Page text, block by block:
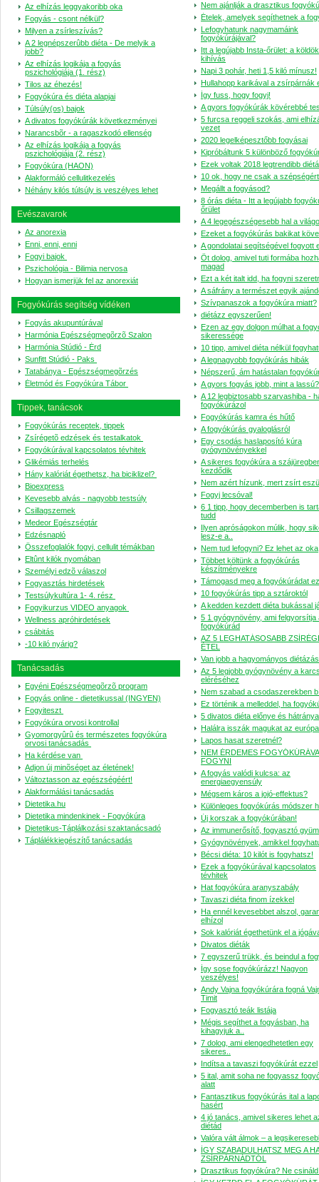
Az elhízás leggyakoribb oka
Fogyás - csont nélkül?
Milyen a zsírleszívás?
A 2 legnépszerûbb diéta - De melyik a
jobb?
Az elhízás logikája a fogyás
pszichológiája (1. rész)
Tilos az éhezés!
Fogyókúra és diéta alapjai
Túlsúly(os) bajok
A divatos fogyókúrák következményei
Narancsbõr - a ragaszkodó ellenség
Az elhízás logikája a fogyás
pszichológiája (2. rész)
Fogyókúra (HAON)
Alakformáló cellulitkezelés
Néhány kilós túlsúly is veszélyes lehet
Evészavarok
Az anorexia
Enni, enni, enni
Fogyi bajok
Pszichológia - Bilimia nervosa
Hogyan ismerjük fel az anorexiát
Fogyókúrás segítség vídéken
Fogyás akupuntúrával
Harmónia Egészségmegõrzõ Szalon
Harmónia Stúdió - Érd
Sunfitt Stúdió - Paks
Tatabánya - Egészségmegõrzés
Életmód és Fogyókúra Tábor
Tippek, tanácsok
Fogyókúrás receptek, tippek
Zsírégetõ edzések és testalkatok
Fogyókúrával kapcsolatos tévhitek
Glikémiás terhelés
Hány kalóriát égethetsz, ha biciklizel?
Bioexpress
Kevesebb alvás - nagyobb testsúly
Csillagszemek
Medeor Egészségtár
Edzésnapló
Összefoglalók fogyi, cellulit témákban
Eltûnt kilók nyomában
Személyi edzõ válaszol
Fogyasztás hirdetések
Testsúlykultúra 1- 4. rész
Fogyikurzus VIDEO anyagok
Wellness apróhirdetések
csábitás
-10 kiló nyárig?
Tanácsadás
Egyéni Egészségmegõrzõ program
Fogyás online - dietetikussal (INGYEN)
Fogyiteszt
Fogyókúra orvosi kontrollal
Gyomorgyûrû és természetes fogyókúra
orvosi tanácsadás
Ha kérdése van
Adjon új minõséget az életének!
Változtasson az egészségéért!
Alakformálási tanácsadás
Dietetika.hu
Dietetika mindenkinek - Fogyókúra
Dietetikus-Táplálkozási szaktanácsadó
Táplálékkiegészítő tanácsadás
Nem ajánlják a drasztikus
Ételek, amelyek segíthetnek a
Lefogyhatunk nagymamáink
fogyókúrájával?
Itt a legújabb Insta-őrület: a köldök
kihívás
Napi 3 pohár, heti 1,5 kiló mínusz!
Hullahopp karikával a zsírpárnák
Így fuss, hogy fogyj!
A gyors fogyókúrák kövérebbé
5 furcsa reggeli szokás, ami
vezet
2020 legelképesztőbb fogyásai
Kipróbáltunk 5 különböző
Ezek voltak 2018 legtrendibb
10 ok, hogy ne csak a
Megállt a fogyásod?
8 órás diéta - Itt a legújabb
őrület
A 4 legegészségesebb hal a
Ezeket a fogyókúrás bakikat
A gondolatai segítségével fogyott
Öt dolog, amivel tuti formába
magad
Ezt a két italt idd, ha fogyni
A sáfrány a természet egyik
Szívpanaszok a fogyókúra miatt?
diétázz egyszerűen!
Ezen az egy dolgon múlhat a
sikeressége
10 tipp, amivel diéta nélkül
A legnagyobb fogyókúrás hibák
Népszerű, ám hatástalan
A gyors fogyás jobb, mint a lassú?
A 12 legbiztosabb szarvashiba -
fogyókúrázol
Fogyókúrás kamra és hűtő
A fogyókúrás gyaloglásról
Egy csodás haslaposító kúra
gyógynövényekkel
A sikeres fogyókúra a
kezdődik
Nem azért hízunk, mert zsírt
Fogyj lecsóval!
6 1 tipp, hogy decemberben is
tudd
Ilyen apróságokon múlik, hogy
lesz-e a..
Nem tud lefogyni? Ez lehet az oka
Többet költünk a fogyókúrás
készítményekre
Támogasd meg a fogyókúrádat
10 fogyókúrás tipp a sztároktól
A kedden kezdett diéta bukással
5 1 gyógynövény, ami felgyorsítja
fogyókúrád
AZ 5 LEGHATÁSOSABB
ÉTEL
Van jobb a hagyományos
Az 5 legjobb gyógynövény a
eléréséhez
Nem szabad a csodaszerekben
Ez történik a melleddel, ha
5 divatos diéta előnye és hátránya
Halálra isszák magukat az
Lapos hasat szeretnél?
NEM ÉRDEMES
FOGYNI
A fogyás valódi kulcsa: az
energiaegyensúly
Mégsem káros a jojó-effektus?
Különleges fogyókúrás módszer
Új korszak a fogyókúrában!
Az immunerősítő, fogyasztó
Gyógynövények, amikkel
Bécsi diéta: 10 kilót is fogyhatsz!
Ezek a fogyókúrával kapcsolatos
tévhitek
Hat fogyókúra aranyszabály
Tavaszi diéta finom ízekkel
Ha ennél kevesebbet alszol,
elhízol
Sok kalóriát égethetünk el a
Divatos diéták
7 egy­szerű trükk, és be­in­dul a
Így sose fogyókúrázz! Nagyon
veszélyes!
Andy Vajna fogyókúrára fogná
Timit
Fogyasztó teák listája
Mégis segíthet a fogyásban, ha
kihagyjuk a..
7 dolog, ami elengedhetetlen egy
sikeres..
Indítsa a tavaszi fogyókúrát ezzel
5 ital, amit soha ne fogyassz
alatt
Fantasztikus fogyókúrás ital a
hasért
4 jó tanács, amivel sikeres lehet
diétád
Valóra vált álmok – a
ÍGY SZABADULHATSZ MEG A
ZSÍRPÁRNÁDTÓL
Drasztikus fogyókúra? Ne